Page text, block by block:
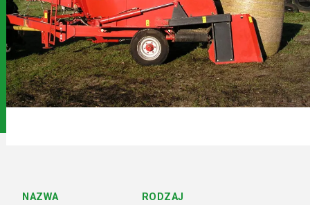
NAZWA RODZAJ